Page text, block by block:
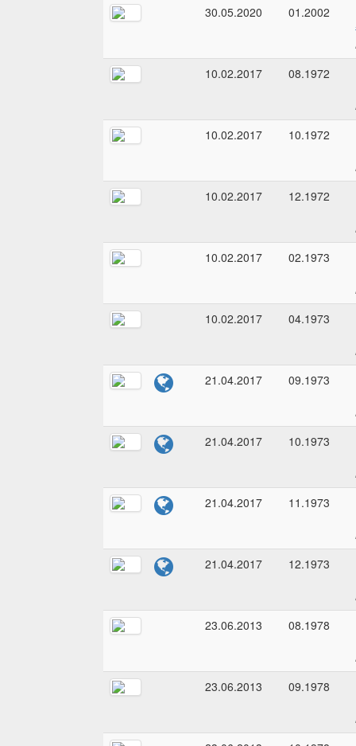
30.05.2020
01.2002
10.02.2017
08.1972
10.02.2017
10.1972
10.02.2017
12.1972
10.02.2017
02.1973
10.02.2017
04.1973
21.04.2017
09.1973
21.04.2017
10.1973
21.04.2017
11.1973
21.04.2017
12.1973
23.06.2013
08.1978
23.06.2013
09.1978